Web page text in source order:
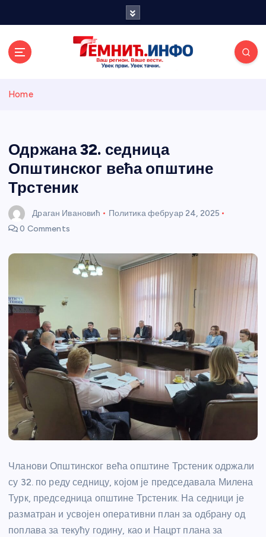
и портал
Home
Одржана 32. седница
Општинског већа општине
Трстеник
Драган Ивановић Политикафебруар 24, 2025
0 Comments
Чланови Општинског већа општине Трстеник одржали
су 32. по реду седницу, којом је председавала Милена
Турк, председница општине Трстеник. На седници је
разматран и усвојен оперативни план за одбрану од
поплава за текућу годину, као и Нацрт плана за